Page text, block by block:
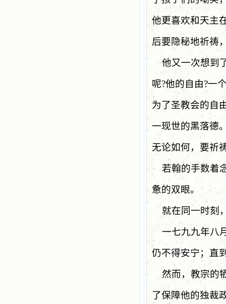
他更喜欢和天主
后要隐秘地祈祷
他又一次想到
呢?他的自由?一
为了圣教会的自
一现世的黑落德
无论如何，要祈
若翰的手数着
惫的双眼。
就在同一时刻
一七九九年八
仍不得安宁；直
然而，教宗的
了保障他的独裁